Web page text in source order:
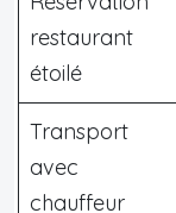
restaurant
étoilé
Transport
avec
chauffeur